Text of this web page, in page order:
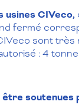
usines CIVeco,
fermé
sont très
: 4
soutenues